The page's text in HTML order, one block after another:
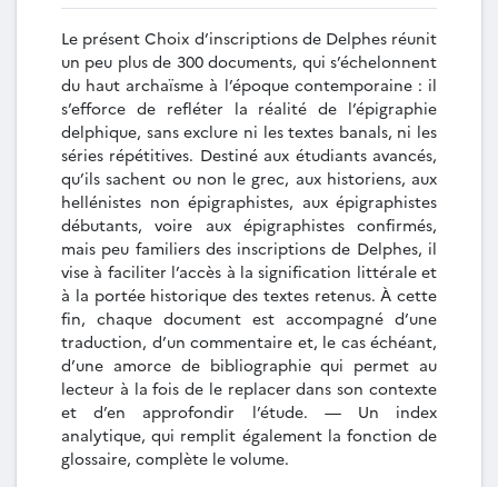
Le présent Choix d’inscriptions de Delphes réunit
un peu plus de 300 documents, qui s’échelonnent
du haut archaïsme à l’époque contemporaine : il
s’efforce de refléter la réalité de l’épigraphie
delphique, sans exclure ni les textes banals, ni les
séries répétitives. Destiné aux étudiants avancés,
qu’ils sachent ou non le grec, aux historiens, aux
hellénistes non épigraphistes, aux épigraphistes
débutants, voire aux épigraphistes confirmés,
mais peu familiers des inscriptions de Delphes, il
vise à faciliter l’accès à la signification littérale et
à la portée historique des textes retenus. À cette
fin, chaque document est accompagné d’une
traduction, d’un commentaire et, le cas échéant,
d’une amorce de bibliographie qui permet au
lecteur à la fois de le replacer dans son contexte
et d’en approfondir l’étude. — Un index
analytique, qui remplit également la fonction de
glossaire, complète le volume.